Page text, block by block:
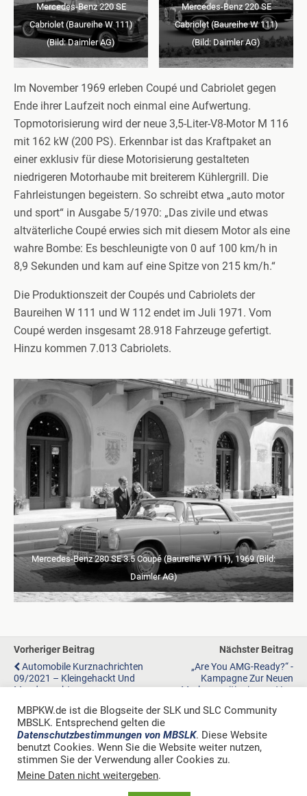
Mercedes-Benz 220 SE
Cabriolet (Baureihe W 111)
(Bild: Daimler AG)
Mercedes-Benz 220 SE
Cabriolet (Baureihe W 111)
(Bild: Daimler AG)
Im November 1969 erleben Coupé und Cabriolet gegen
Ende ihrer Laufzeit noch einmal eine Aufwertung.
Topmotorisierung wird der neue 3,5-Liter-V8-Motor M 116
mit 162 kW (200 PS). Erkennbar ist das Kraftpaket an
einer exklusiv für diese Motorisierung gestalteten
niedrigeren Motorhaube mit breiterem Kühlergrill. Die
Fahrleistungen begeistern. So schreibt etwa „auto motor
und sport“ in Ausgabe 5/1970: „Das zivile und etwas
altväterliche Coupé erwies sich mit diesem Motor als eine
wahre Bombe: Es beschleunigte von 0 auf 100 km/h in
8,9 Sekunden und kam auf eine Spitze von 215 km/h.“
Die Produktionszeit der Coupés und Cabriolets der
Baureihen W 111 und W 112 endet im Juli 1971. Vom
Coupé werden insgesamt 28.918 Fahrzeuge gefertigt.
Hinzu kommen 7.013 Cabriolets.
Mercedes-Benz 280 SE 3.5 Coupé (Baureihe W 111), 1969 (Bild:
Daimler AG)
Vorheriger Beitrag
Automobile Kurznachrichten
09/2021 – Kleingehackt Und
Mundgerecht
Nächster Beitrag
„Are You AMG-Ready?“ -
Kampagne Zur Neuen
Markenpositionierung Von
Zum Seitenanfang
Desktop
MBPKW.de ist die Blogseite der SLK und SLC Community
MBSLK. Entsprechend gelten die
Datenschutzbestimmungen von MBSLK. Diese Website
benutzt Cookies. Wenn Sie die Website weiter nutzen,
stimmen Sie der Verwendung aller Cookies zu.
Meine Daten nicht weitergeben.